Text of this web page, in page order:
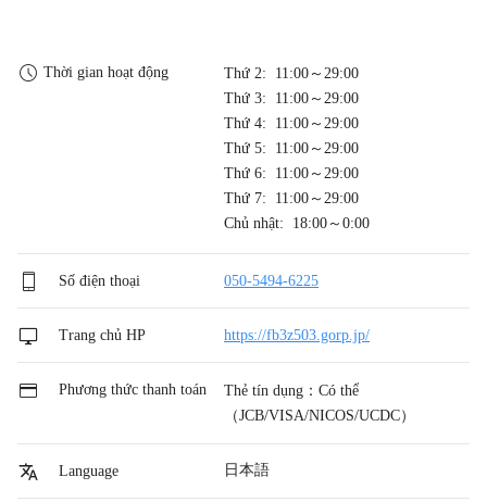
Thời gian hoạt động
Thứ 2: 11:00～29:00
Thứ 3: 11:00～29:00
Thứ 4: 11:00～29:00
Thứ 5: 11:00～29:00
Thứ 6: 11:00～29:00
Thứ 7: 11:00～29:00
Chủ nhật: 18:00～0:00
Số điện thoại 050-5494-6225
Trang chủ HP https://fb3z503.gorp.jp/
Phương thức thanh toán
Thẻ tín dụng：Có thể
（JCB/VISA/NICOS/UCDC）
Language 日本語